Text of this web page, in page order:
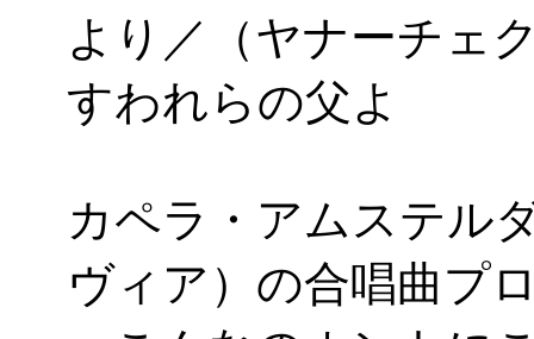
より／（ヤナーチェ
すわれらの父よ
カペラ・アムステル
ヴィア）の合唱曲プ